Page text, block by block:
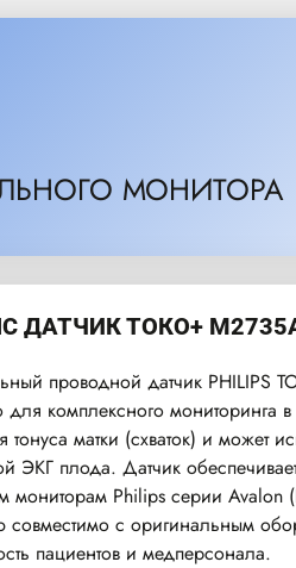
МОНИТОРА
ДАТЧИК ТОКО+
проводной датчик PHILIPS
для комплексного
тонуса матки (схваток) и может
ЭКГ плода. Датчик
мониторам Philips серии
совместимо с оригинальным
пациентов и медперсонала.